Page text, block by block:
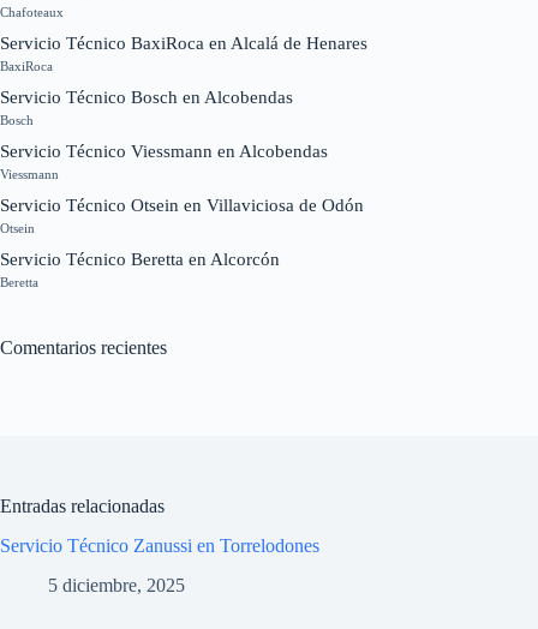
Chafoteaux
Servicio Técnico BaxiRoca en Alcalá de Henares
BaxiRoca
Servicio Técnico Bosch en Alcobendas
Bosch
Servicio Técnico Viessmann en Alcobendas
Viessmann
Servicio Técnico Otsein en Villaviciosa de Odón
Otsein
Servicio Técnico Beretta en Alcorcón
Beretta
Comentarios recientes
Entradas relacionadas
Servicio Técnico Zanussi en Torrelodones
5 diciembre, 2025